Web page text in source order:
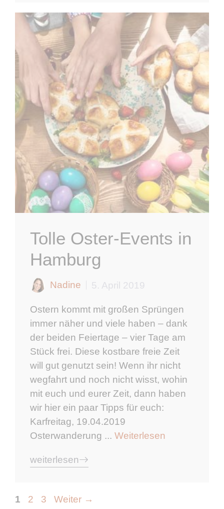
Tolle Oster-Events in
Hamburg
Nadine 5. April 2019
Ostern kommt mit großen Sprüngen
immer näher und viele haben – dank
der beiden Feiertage – vier Tage am
Stück frei. Diese kostbare freie Zeit
will gut genutzt sein! Wenn ihr nicht
wegfahrt und noch nicht wisst, wohin
mit euch und eurer Zeit, dann haben
wir hier ein paar Tipps für euch:
Karfreitag, 19.04.2019
Osterwanderung ... Weiterlesen
weiterlesen
Seite
1 Seite
2 Seite
3 Weiter →